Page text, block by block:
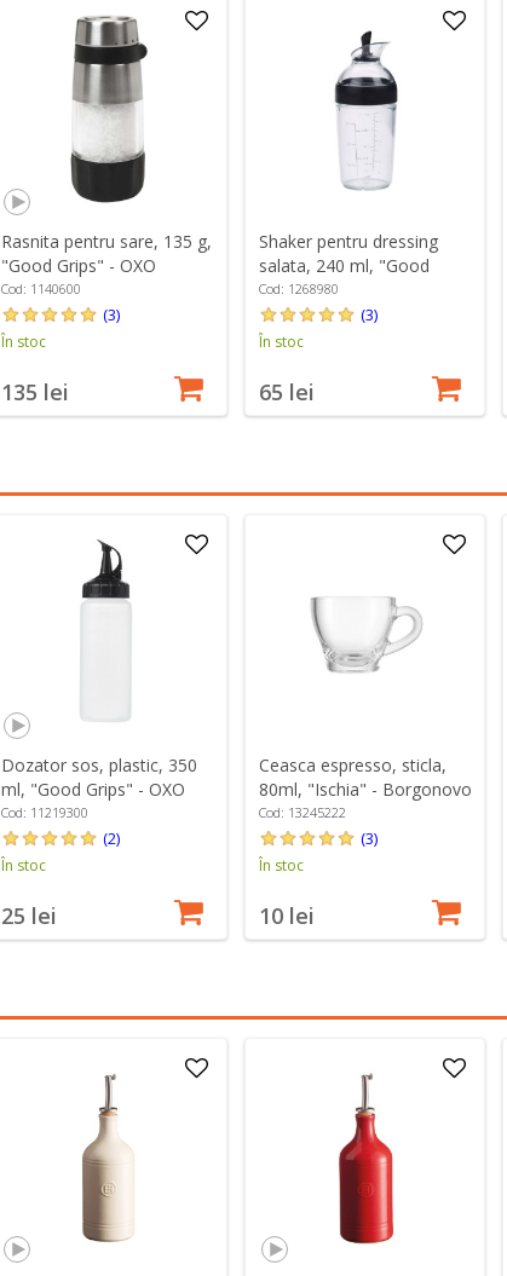
Rasnita pentru sare, 135 g,
"Good Grips" - OXO
Cod: 1140600
(3)
În stoc
135 lei
Shaker pentru dressing
salata, 240 ml, "Good
Grips" - OXO
Cod: 1268980
(3)
În stoc
65 lei
Dozator sos, plastic, 350
ml, "Good Grips" - OXO
Cod: 11219300
(2)
În stoc
25 lei
Ceasca espresso, sticla,
80ml, "Ischia" - Borgonovo
Cod: 13245222
(3)
În stoc
10 lei